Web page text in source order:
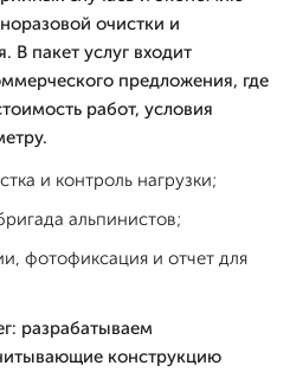
очистки и
В пакет услуг входит
предложения, где
работ, условия
и контроль нагрузки;
альпинистов;
фотофиксация и отчет для
разрабатываем
конструкцию